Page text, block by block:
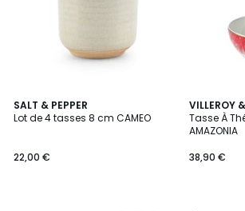
SALT & PEPPER
Lot de 4 tasses 8 cm CAMEO
22,00 €
2
Couleurs
VILLEROY
Tasse À
AMAZONIA
38,90 €
5
/
5